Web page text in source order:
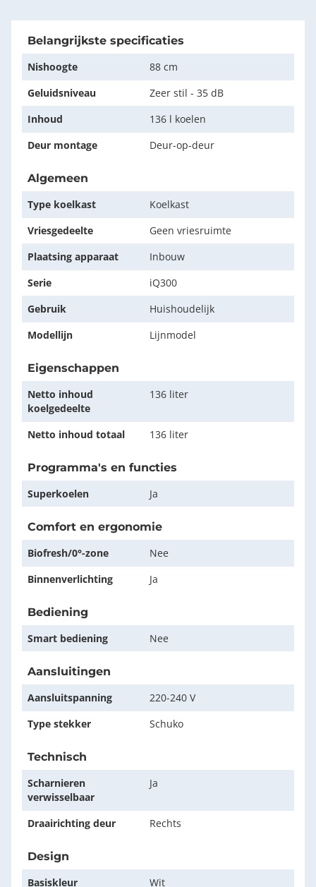
Belangrijkste specificaties
Nishoogte
88 cm
Geluidsniveau
Zeer stil - 35 dB
Inhoud
136 l koelen
Deur montage
Deur-op-deur
Algemeen
Type koelkast
Koelkast
Vriesgedeelte
Geen vriesruimte
Plaatsing apparaat
Inbouw
Serie
iQ300
Gebruik
Huishoudelijk
Modellijn
Lijnmodel
Eigenschappen
Netto inhoud
koelgedeelte
136 liter
Netto inhoud totaal 136 liter
Programma's en functies
Superkoelen
Ja
Comfort en ergonomie
Biofresh/0°-zone
Nee
Binnenverlichting
Ja
Bediening
Smart bediening
Nee
Aansluitingen
Aansluitspanning
220-240 V
Type stekker
Schuko
Technisch
Scharnieren
verwisselbaar
Ja
Draairichting deur Rechts
Design
Basiskleur
Wit